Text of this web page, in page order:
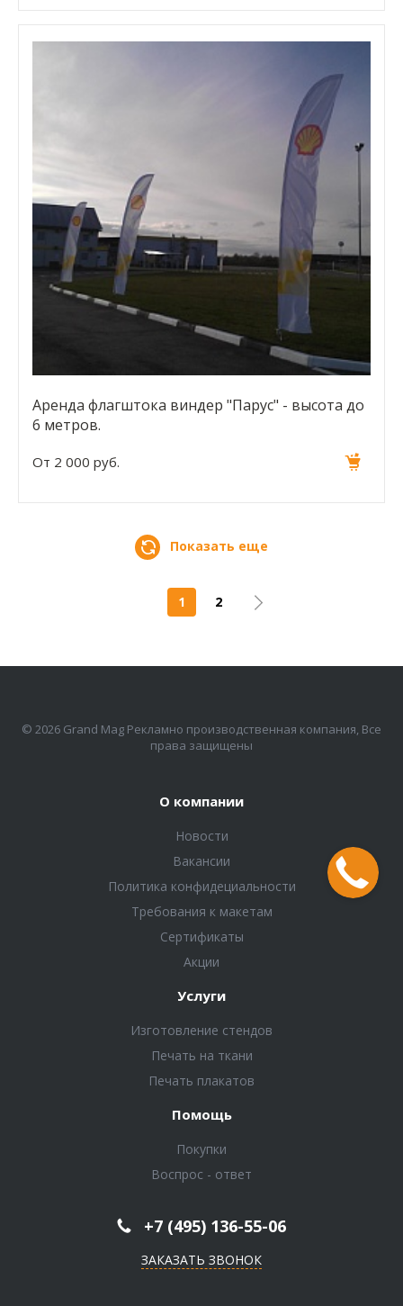
Аренда флагштока виндер "Парус" - высота до
6 метров.
От 2 000 руб.
Показать еще
1 2
© 2026 Grand Mag Рекламно производственная компания, Все
права защищены
О компании
Новости
Вакансии
Политика конфидециальности
Требования к макетам
Сертификаты
Акции
Услуги
Изготовление стендов
Печать на ткани
Печать плакатов
Помощь
Покупки
Воспрос - ответ
+7 (495) 136-55-06
ЗАКАЗАТЬ ЗВОНОК